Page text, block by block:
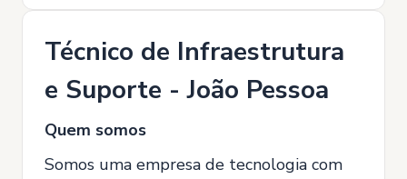
Técnico de Infraestrutura
e Suporte - João Pessoa
Quem somos
Somos uma empresa de tecnologia com